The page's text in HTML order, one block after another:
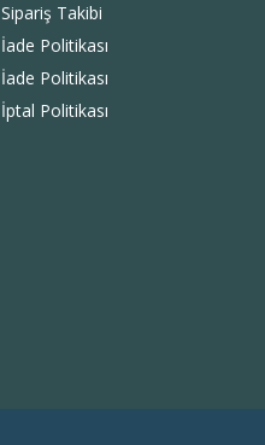
Sipariş Takibi
İade Politikası
İade Politikası
İptal Politikası